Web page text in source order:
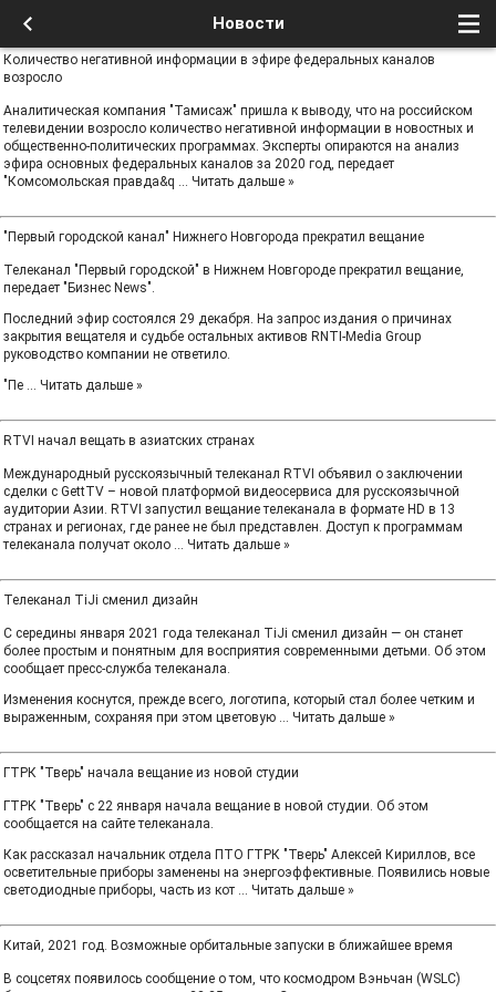
Новости
Количество негативной информации в эфире федеральных каналов
возросло
Аналитическая компания "Тамисаж" пришла к выводу, что на российском
телевидении возросло количество негативной информации в новостных и
общественно-политических программах. Эксперты опираются на анализ
эфира основных федеральных каналов за 2020 год, передает
"Комсомольская правда&q ... Читать дальше »
"Первый городской канал" Нижнего Новгорода прекратил вещание
Телеканал "Первый городской" в Нижнем Новгороде прекратил вещание,
передает "Бизнес News".
Последний эфир состоялся 29 декабря. На запрос издания о причинах
закрытия вещателя и судьбе остальных активов RNTI-Media Group
руководство компании не ответило.
"Пе ... Читать дальше »
RTVI начал вещать в азиатских странах
Международный русскоязычный телеканал RTVI объявил о заключении
сделки с GettTV – новой платформой видеосервиса для русскоязычной
аудитории Азии. RTVI запустил вещание телеканала в формате HD в 13
странах и регионах, где ранее не был представлен. Доступ к программам
телеканала получат около ... Читать дальше »
Телеканал TiJi сменил дизайн
С середины января 2021 года телеканал TiJi сменил дизайн — он станет
более простым и понятным для восприятия современными детьми. Об этом
сообщает пресс-служба телеканала.
Изменения коснутся, прежде всего, логотипа, который стал более четким и
выраженным, сохраняя при этом цветовую ... Читать дальше »
ГТРК "Тверь" начала вещание из новой студии
ГТРК "Тверь" с 22 января начала вещание в новой студии. Об этом
сообщается на сайте телеканала.
Как рассказал начальник отдела ПТО ГТРК "Тверь" Алексей Кириллов, все
осветительные приборы заменены на энергоэффективные. Появились новые
светодиодные приборы, часть из кот ... Читать дальше »
Китай, 2021 год. Возможные орбитальные запуски в ближайшее время
В соцсетях появилось сообщение о том, что космодром Вэньчан (WSLC)